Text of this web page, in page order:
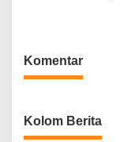
Komentar
Kolom Berita